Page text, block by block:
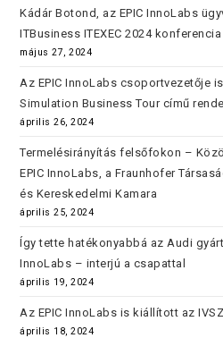
Kádár Botond, az EPIC InnoLabs
ITBusiness ITEXEC 2024
május 27, 2024
Az EPIC InnoLabs csoportvezetője
Simulation Business Tour című
április 26, 2024
Termelésirányítás felsőfokon –
EPIC InnoLabs, a Fraunhofer
és Kereskedelmi Kamara
április 25, 2024
Így tette hatékonyabbá az Audi
InnoLabs – interjú a csapattal
április 19, 2024
Az EPIC InnoLabs is kiállított az
április 18, 2024